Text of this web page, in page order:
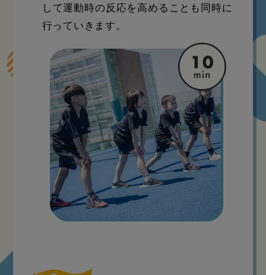
して運動時の反応を高めることも同時に
行っていきます。